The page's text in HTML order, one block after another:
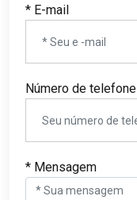
* E-mail
Número de telefone
* Mensagem